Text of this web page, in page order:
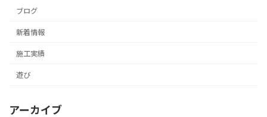
ブログ
新着情報
施工実績
遊び
アーカイブ